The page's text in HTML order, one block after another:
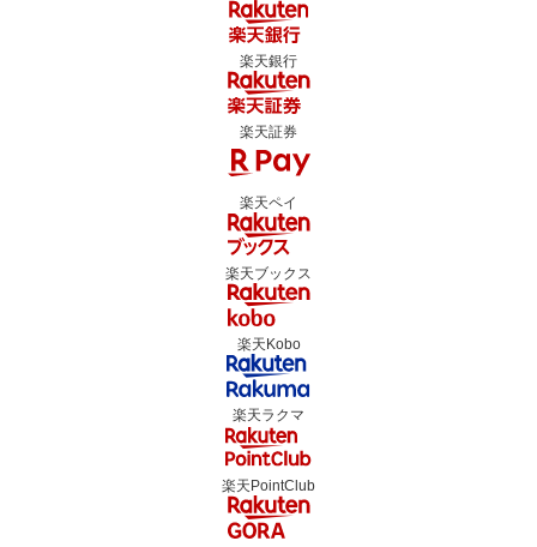
楽天銀行
楽天証券
楽天ペイ
楽天ブックス
楽天Kobo
楽天ラクマ
楽天PointClub